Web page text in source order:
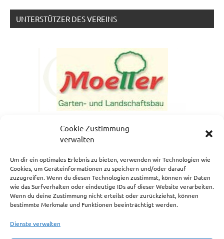
Cookie-Zustimmung
verwalten
Um dir ein optimales Erlebnis zu bieten, verwenden wir Technologien wie
Cookies, um Geräteinformationen zu speichern und/oder darauf
zuzugreifen. Wenn du diesen Technologien zustimmst, können wir Daten
wie das Surfverhalten oder eindeutige IDs auf dieser Website verarbeiten.
Wenn du deine Zustimmung nicht erteilst oder zurückziehst, können
bestimmte Merkmale und Funktionen beeinträchtigt werden.
Dienste verwalten
UNTERSTÜTZER DES VEREINS
NEWSLETTERANMELDUNG